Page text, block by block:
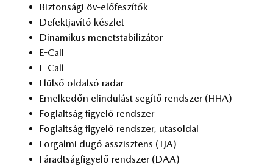
Biz­ton­sá­gi öv-elő­fe­szí­tők
De­fekt­ja­ví­tó kész­let
Di­na­mi­kus me­net­sta­bi­li­zá­tor
E-Call
E-Call
Elül­ső ol­dal­só ra­dar
Emel­ke­dőn el­in­du­lást se­gí­tő rend­szer (HHA)
Fog­lalt­ság fi­gye­lő rend­szer
Fog­lalt­ság fi­gye­lő rend­szer, utas­ol­dal
For­gal­mi dugó asszisz­tens (TJA)
Fá­radt­ság­fi­gye­lő rend­szer (DAA)